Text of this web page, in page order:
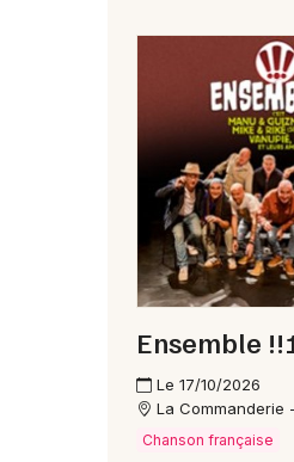
Ensemble
Le 17/10/2026
La Commanderie
Chanson française